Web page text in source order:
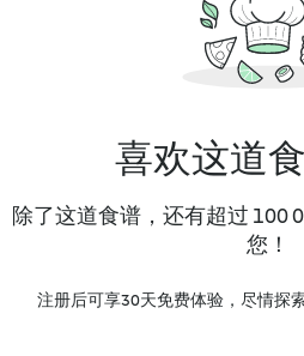
喜欢这道
除了这道食谱，还有超过 100
您！
注册后可享30天免费体验，尽情探